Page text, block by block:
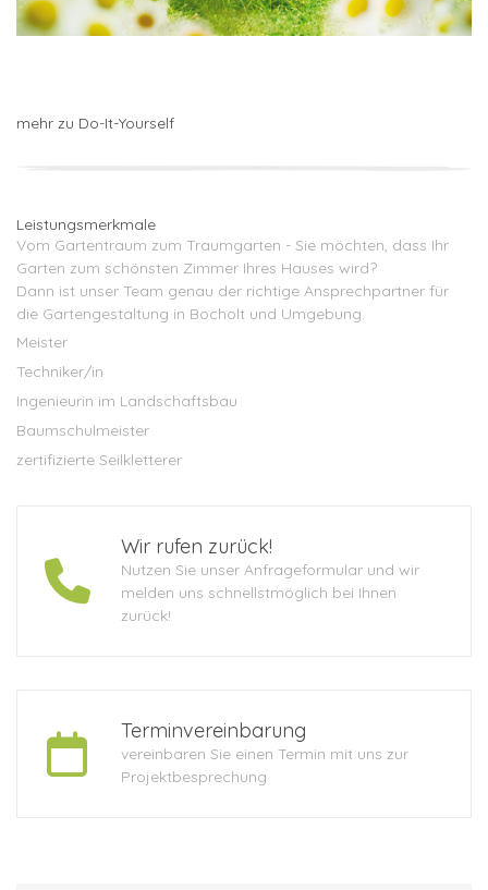
mehr zu Do-It-Yourself
Leistungsmerkmale
Vom Gartentraum zum Traumgarten - Sie möchten, dass Ihr
Garten zum schönsten Zimmer Ihres Hauses wird?
Dann ist unser Team genau der richtige Ansprechpartner für
die Gartengestaltung in Bocholt und Umgebung.
Meister
Techniker/in
Ingenieurin im Landschaftsbau
Baumschulmeister
zertifizierte Seilkletterer
Wir rufen zurück!
Nutzen Sie unser Anfrageformular und wir
melden uns schnellstmöglich bei Ihnen
zurück!
Terminvereinbarung
vereinbaren Sie einen Termin mit uns zur
Projektbesprechung